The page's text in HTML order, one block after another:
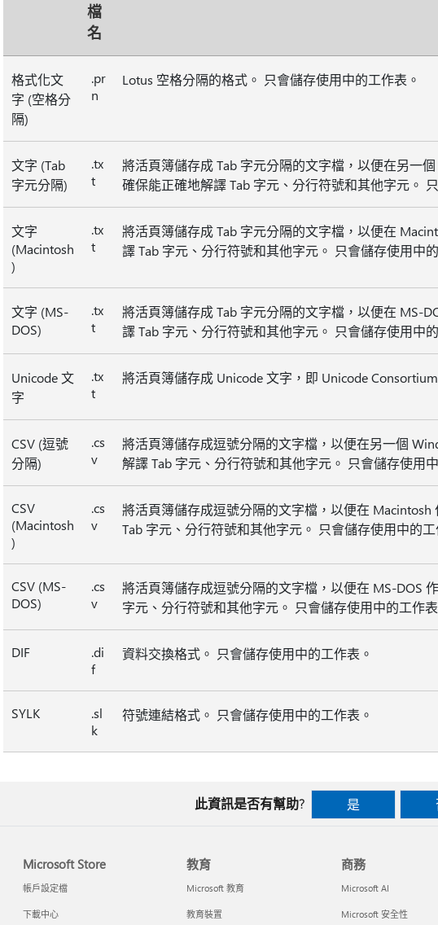
檔
名
格式化文
字 (空格分
隔)
.pr
n
Lotus 空格分隔的格式。 只會儲存使用中的工作表。
文字 (Tab
字元分隔)
.tx
t
將活頁簿儲存成 Tab 字元分隔的文字檔，以便在另一
確保能正確地解譯 Tab 字元、分行符號和其他字元。
文字
(Macintosh
)
.tx
t
將活頁簿儲存成 Tab 字元分隔的文字檔，以便在
譯 Tab 字元、分行符號和其他字元。 只會儲存使用中
文字 (MS-
DOS)
.tx
t
將活頁簿儲存成 Tab 字元分隔的文字檔，以便在 MS-
譯 Tab 字元、分行符號和其他字元。 只會儲存使用中
Unicode 文
字
.tx
t
將活頁簿儲存成 Unicode 文字，即 Unicode
CSV (逗號
分隔)
.cs
v
將活頁簿儲存成逗號分隔的文字檔，以便在另一個
解譯 Tab 字元、分行符號和其他字元。 只會儲存使用
CSV
(Macintosh
)
.cs
v
將活頁簿儲存成逗號分隔的文字檔，以便在
Tab 字元、分行符號和其他字元。 只會儲存使用中的工
CSV (MS-
DOS)
.cs
v
將活頁簿儲存成逗號分隔的文字檔，以便在 MS-DOS
字元、分行符號和其他字元。 只會儲存使用中的工作表
DIF
.di
f
資料交換格式。 只會儲存使用中的工作表。
SYLK
.sl
k
符號連結格式。 只會儲存使用中的工作表。
此資訊是否有幫助? 是
Microsoft Store
帳戶設定檔
下載中心
教育
Microsoft 教育
教育裝置
商務
Microsoft AI
Microsoft 安全性